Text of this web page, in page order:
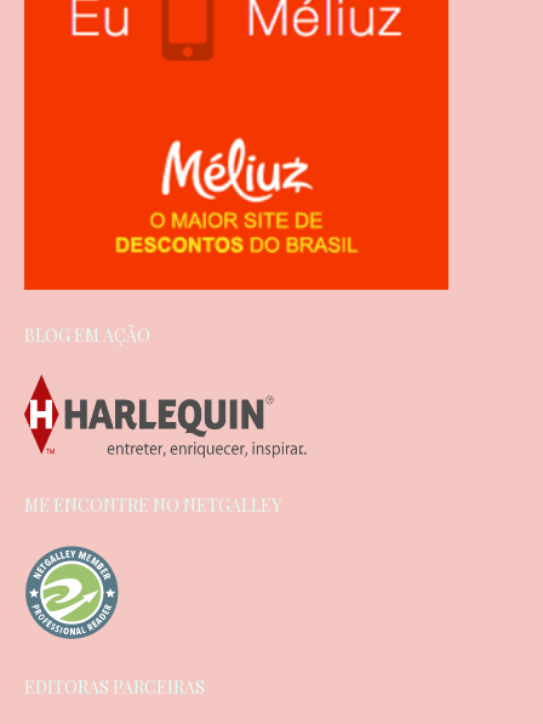
BLOG EM AÇÃO
ME ENCONTRE NO NETGALLEY
EDITORAS PARCEIRAS